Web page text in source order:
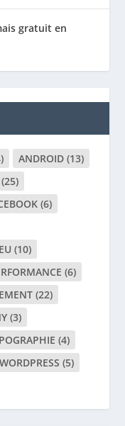
gratuit en
ANDROID (13)
(25)
(6)
(10)
(6)
(22)
(3)
(4)
WORDPRESS (5)